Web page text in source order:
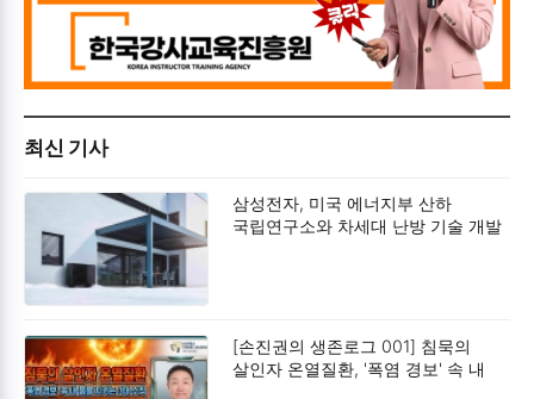
최신 기사
삼성전자, 미국 에너지부 산하
국립연구소와 차세대 난방 기술 개발
[손진권의 생존로그 001] 침묵의
살인자 온열질환, '폭염 경보' 속 내